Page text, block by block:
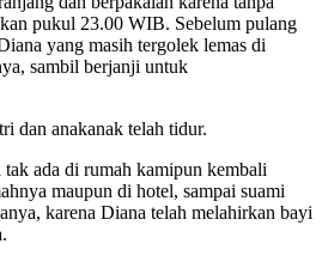
pukul 23.00 WIB. Sebelum pulang
yang masih tergolek lemas di
sambil berjanji untuk
dan anakanak telah tidur.
tak ada di rumah kamipun kembali
maupun di hotel, sampai suami
karena Diana telah melahirkan bayi